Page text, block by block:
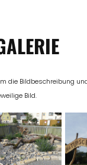
die Bildbeschreibung
Bild.